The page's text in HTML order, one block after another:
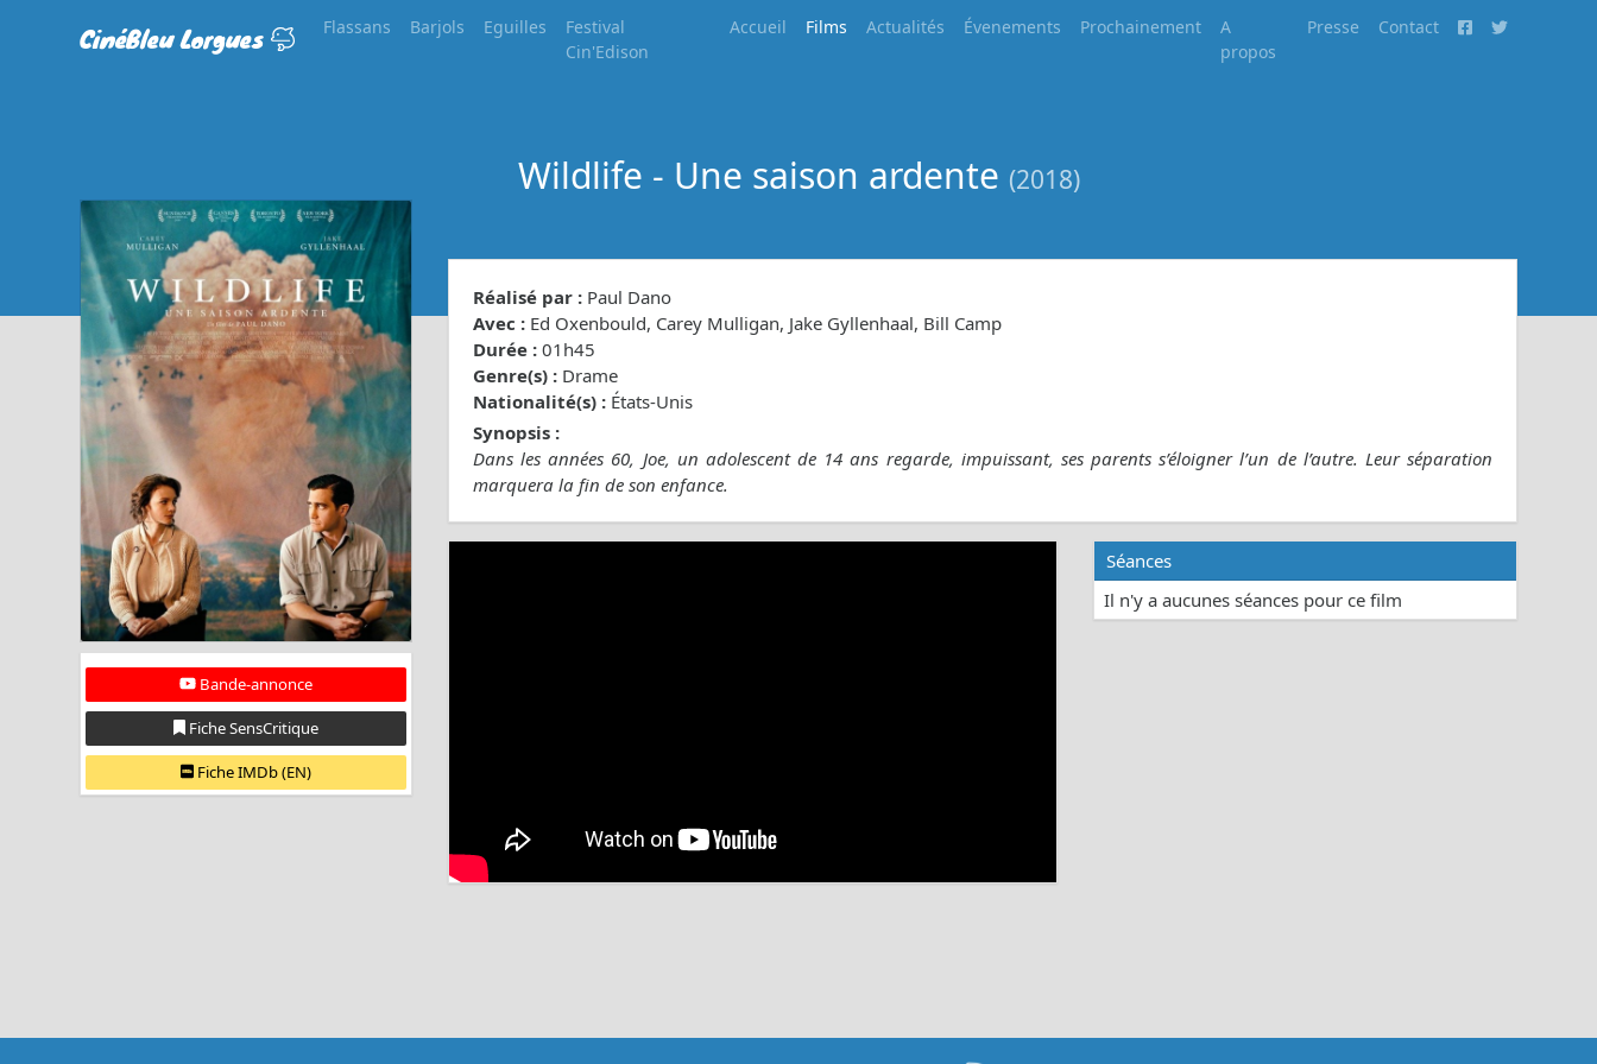
CinéBleu Lorgues Flassans Barjols Eguilles
Festival
Cin'Edison
Accueil Films Actualités Évenements Prochainement
A
propos
Presse Contact
Wildlife - Une saison ardente (2018)
Bande-annonce
Fiche SensCritique
Fiche IMDb (EN)
Réalisé par : Paul Dano
Avec : Ed Oxenbould, Carey Mulligan, Jake Gyllenhaal, Bill Camp
Durée : 01h45
Genre(s) : Drame
Nationalité(s) : États-Unis
Synopsis :
Dans les années 60, Joe, un adolescent de 14 ans regarde, impuissant, ses parents s’éloigner l’un de l’autre. Leur séparation
marquera la fin de son enfance.
Séances
Il n'y a aucunes séances pour ce film